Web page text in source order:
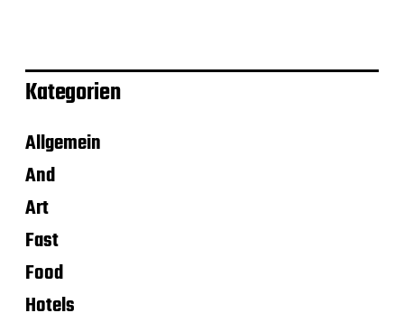
Kategorien
Allgemein
And
Art
Fast
Food
Hotels